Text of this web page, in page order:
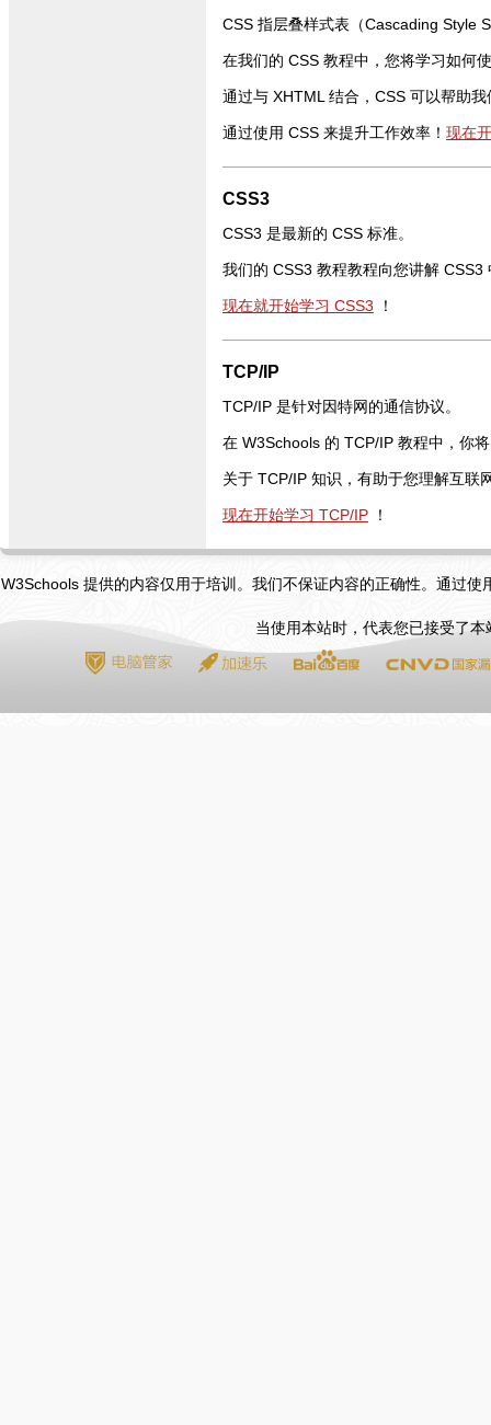
CSS 指层叠样式表（Cascading Style
在我们的 CSS 教程中，您将学习如何
通过与 XHTML 结合，CSS 可以帮助
通过使用 CSS 来提升工作效率！ 现在
CSS3
CSS3 是最新的 CSS 标准。
我们的 CSS3 教程教程向您讲解 CSS3
现在就开始学习 CSS3 ！
TCP/IP
TCP/IP 是针对因特网的通信协议。
在 W3Schools 的 TCP/IP 教程中，你
关于 TCP/IP 知识，有助于您理解互联
现在开始学习 TCP/IP ！
W3Schools 提供的内容仅用于培训。我们不保证内容的正确性。通过
当使用本站时，代表您已接受了本